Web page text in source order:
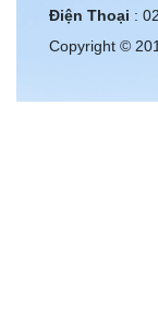
Điện Thoại :
Copyright ©